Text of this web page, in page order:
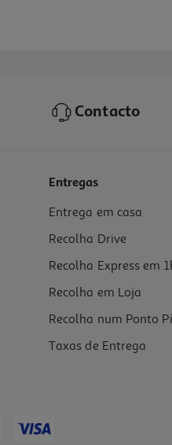
Contacto
Entregas
Entrega em casa
Recolha Drive
Recolha Express em
Recolha em Loja
Recolha num Ponto
Taxas de Entrega